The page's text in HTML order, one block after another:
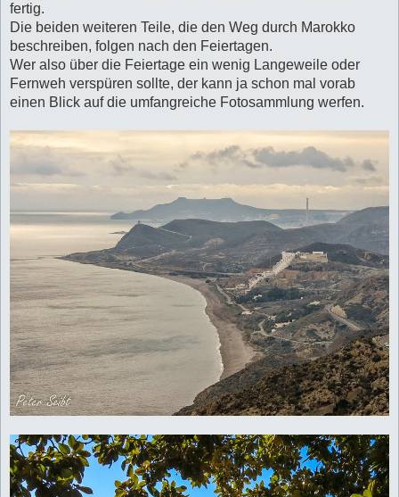
fertig.
Die beiden weiteren Teile, die den Weg durch Marokko
beschreiben, folgen nach den Feiertagen.
Wer also über die Feiertage ein wenig Langeweile oder
Fernweh verspüren sollte, der kann ja schon mal vorab
einen Blick auf die umfangreiche Fotosammlung werfen.